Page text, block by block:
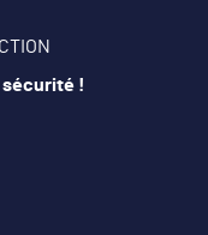
sécurité !